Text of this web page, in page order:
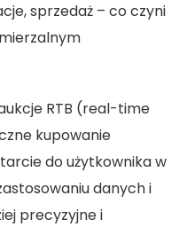
sprzedaż – co czyni
RTB (real-time
kupowanie
do użytkownika w
danych i
precyzyjne i